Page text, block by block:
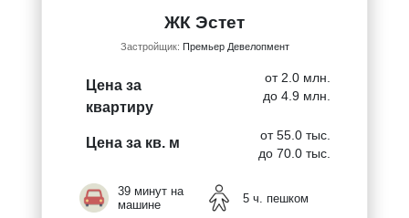
ЖК Эстет
Застройщик: Премьер Девелопмент
Цена за
квартиру
от 2.0 млн.
до 4.9 млн.
Цена за кв. м
от 55.0 тыс.
до 70.0 тыс.
39 минут на
машине
5 ч. пешком